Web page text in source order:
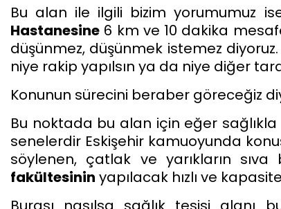
Bu alan ile ilgili bizim yorumumuz
Hastanesine 6 km ve 10 dakika
düşünmez, düşünmek istemez
niye rakip yapılsın ya da niye diğer
Konunun sürecini beraber göreceğiz
Bu noktada bu alan için eğer sağlıkla
senelerdir Eskişehir kamuoyunda
söylenen, çatlak ve yarıkların
fakültesinin yapılacak hızlı ve